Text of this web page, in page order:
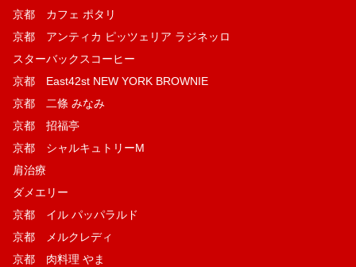
京都 カフェ ポタリ
京都 アンティカ ピッツェリア ラジネッロ
スターバックスコーヒー
京都 East42st NEW YORK BROWNIE
京都 二條 みなみ
京都 招福亭
京都 シャルキュトリーM
肩治療
ダメエリー
京都 イル パッパラルド
京都 メルクレディ
京都 肉料理 やま